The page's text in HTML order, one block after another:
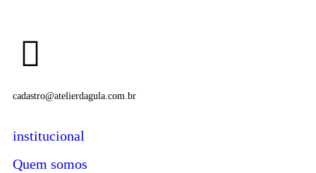
cadastro@atelierdagula.com.br
institucional
Quem somos